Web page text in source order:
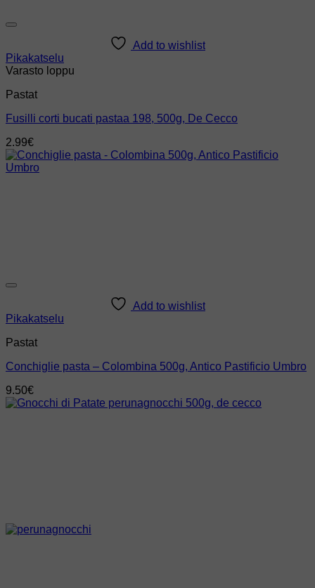
Add to wishlist
Pikakatselu
Varasto loppu
Pastat
Fusilli corti bucati pastaa 198, 500g, De Cecco
2.99€
Add to wishlist
Pikakatselu
Pastat
Conchiglie pasta – Colombina 500g, Antico Pastificio Umbro
9.50€